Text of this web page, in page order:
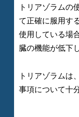
トリアゾラムの
て正確に服用す
使用している場
臓の機能が低下
トリアゾラムは
事項について十